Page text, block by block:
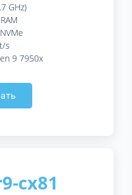
GHz)
s
9 7950x
cx81